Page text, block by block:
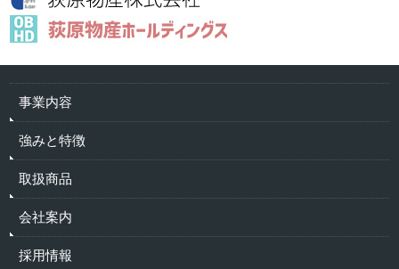
事業内容
強みと特徴
取扱商品
会社案内
採用情報